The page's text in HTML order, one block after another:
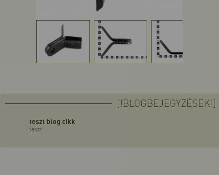
[!BLOGBEJEGYZÉSEK!]
teszt blog cikk
teszt